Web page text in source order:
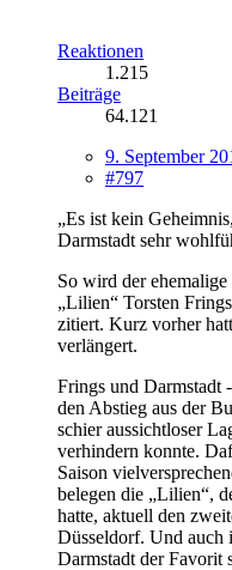
Reaktionen
1.215
Beiträge
64.121
9. September
#797
„Es ist kein
Darmstadt sehr
So wird der
„Lilien“ Torsten
zitiert. Kurz vorher
verlängert.
Frings und Darmstadt
den Abstieg aus der
schier aussichtloser
verhindern konnte.
Saison
belegen die „Lilien“,
hatte, aktuell den
Düsseldorf. Und auch
Darmstadt der Favorit